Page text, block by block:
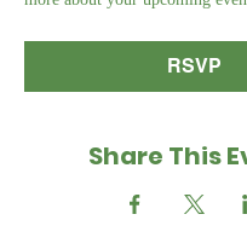
RSVP
Share This